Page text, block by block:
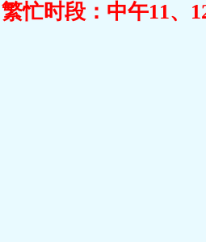
繁忙时段：中午11、